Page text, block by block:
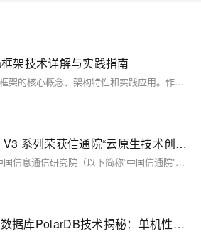
架技术详解与实践指南
本文档全面介绍 Quarkus 框架的核心概念、架构特性和实践应用。作为新一代的云原生 Java 框架，Quarkus 旨在为 OpenJDK HotSpot 和 GraalVM 量身定制，显著提升 Java 在容器化环境中的运行效率。本文将深入探讨其响应式编程模型、原生编译能力、扩展机制以及与微服务架构的深度集成，帮助开发者构建高效、轻量的云原生应用。
云消息队列 Kafka 版 V3 系列荣获信通院“云原生技术创新标杆案例”
2024 年 12 月 24 日，由中国信息通信研究院（以下简称“中国信通院”）主办的“2025 中国信通院深度观察报告会：算力互联网分论坛”，在北京隆重召开。本次论坛以“算力互联网 新质生产力”为主题，全面展示中国信通院在算力互联网产业领域的研究、实践与业界共识，与产业先行者共同探索算力互联网产业未来发展的方向。会议公布了“2024 年度云原生与应用现代化标杆案例”评选结果，“云消息队列 Kafka 版 V3 系列”荣获“云原生技术创新标杆案例”。
登顶TPC-C｜云原生数据库PolarDB技术揭秘：单机性能优化篇